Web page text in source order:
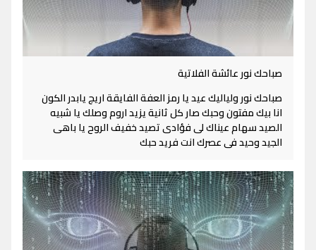
صباحك نور عائشة الفلاتية
صباحك نور ولياليك عيد يا رمز العفة الفايقة اريج يابدر الكون
انا بيك مفتون وحبك صار كل ثانية يزيد اروم وصلك يا شبيه
الصيد سهام عيناك لى فؤادى تصيد خفيف الروح يا باهى
الجيد وحيد فى عصرك انت فريد حبك